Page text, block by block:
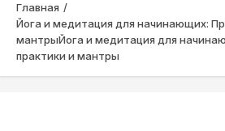
Главная
Йога и медитация для начинающих:
мантрыЙога и медитация для
практики и мантры